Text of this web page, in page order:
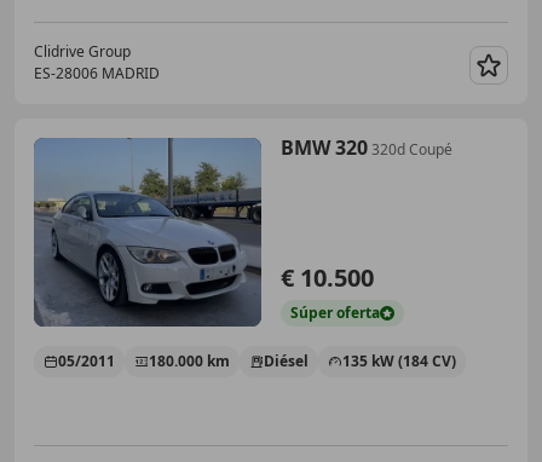
Clidrive Group
ES-28006 MADRID
BMW 320320d Coupé
€ 10.500
Súperoferta
05/2011 180.000 km Diésel 135 kW (184 CV)